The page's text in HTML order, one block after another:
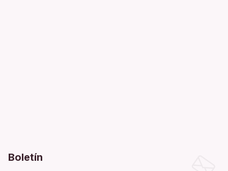
Boletín